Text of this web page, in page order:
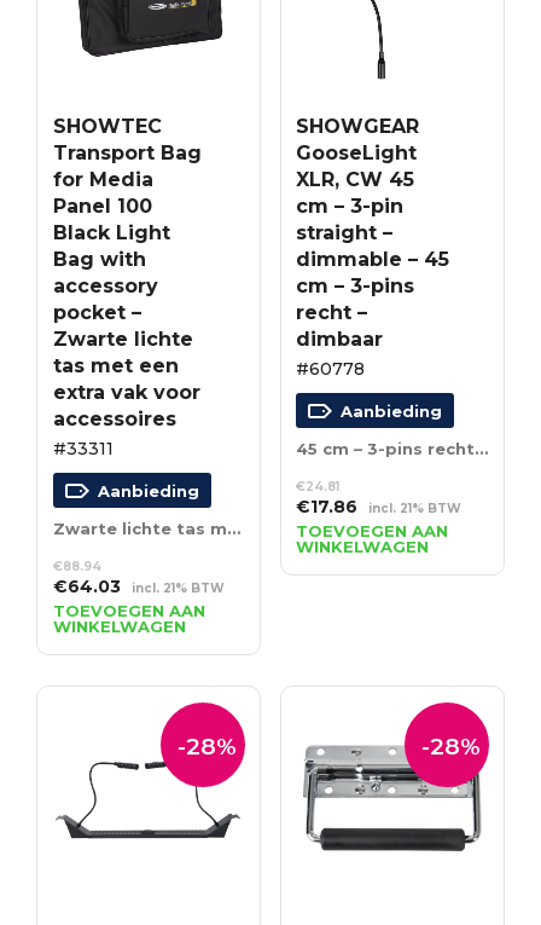
SHOWTEC
Transport Bag
for Media
Panel 100
Black Light
Bag with
accessory
pocket –
Zwarte lichte
tas met een
extra vak voor
accessoires
#33311
Aanbieding
Zwarte lichte tas met een extra vak voor accessoires
€88.94
Oorspronkelijke
prijs
was:
€88.94.
€64.03Huidige
prijs
is:
€64.03.
incl. 21% BTW
TOEVOEGEN AAN
WINKELWAGEN
SHOWGEAR
GooseLight
XLR, CW 45
cm – 3-pin
straight –
dimmable – 45
cm – 3-pins
recht –
dimbaar
#60778
Aanbieding
45 cm – 3-pins recht – dimbaar
€24.81
Oorspronkelijke
prijs
was:
€24.81.
€17.86 Huidige
prijs
is:
€17.86.
incl. 21% BTW
TOEVOEGEN AAN
WINKELWAGEN
-28% -28%